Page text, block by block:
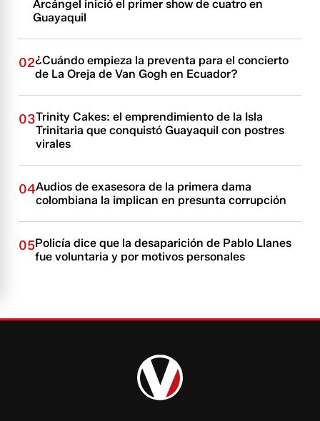
Arcángel inició el primer show de cuatro en
Guayaquil
02¿Cuándo empieza la preventa para el concierto
de La Oreja de Van Gogh en Ecuador?
03Trinity Cakes: el emprendimiento de la Isla
Trinitaria que conquistó Guayaquil con postres
virales
04Audios de exasesora de la primera dama
colombiana la implican en presunta corrupción
05Policía dice que la desaparición de Pablo Llanes
fue voluntaria y por motivos personales